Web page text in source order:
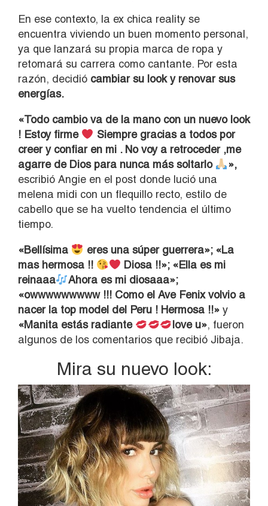
En ese contexto, la ex chica reality se
encuentra viviendo un buen momento personal,
ya que lanzará su propia marca de ropa y
retomará su carrera como cantante. Por esta
razón, decidió cambiar su look y renovar sus
energías.
«Todo cambio va de la mano con un nuevo look
! Estoy firme
Siempre gracias a todos por
creer y confiar en mi . No voy a retroceder ,me
agarre de Dios para nunca más soltarlo
»,
escribió Angie en el post donde lució una
melena midi con un flequillo recto, estilo de
cabello que se ha vuelto tendencia el último
tiempo.
«Bellísima
eres una súper guerrera»; «La
mas hermosa !!
Diosa !!»; «Ella es mi
reinaaa
Ahora es mi diosaaa»;
«owwwwwwwww !!! Como el Ave Fenix volvio a
nacer la top model del Peru ! Hermosa !!» y
«Manita estás radiante
love u», fueron
algunos de los comentarios que recibió Jibaja.
Mira su nuevo look: